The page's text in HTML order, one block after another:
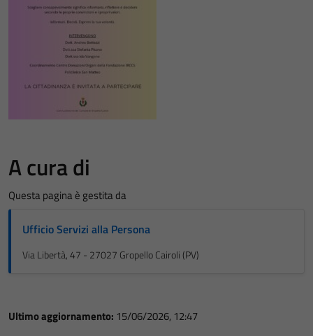
A cura di
Questa pagina è gestita da
Ufficio Servizi alla Persona
Via Libertà, 47 - 27027 Gropello Cairoli (PV)
Ultimo aggiornamento: 15/06/2026, 12:47